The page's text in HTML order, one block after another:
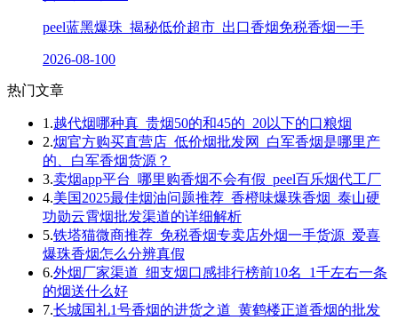
peel蓝黑爆珠_揭秘低价超市_出口香烟免税香烟一手
2026-08-100
热门文章
1.越代烟哪种真_贵烟50的和45的_20以下的口粮烟
2.烟官方购买直营店_低价烟批发网_白军香烟是哪里产
的、白军香烟货源？
3.卖烟app平台_哪里购香烟不会有假_peel百乐烟代工厂
4.美国2025最佳烟油问题推荐_香橙味爆珠香烟_泰山硬
功勋云霄烟批发渠道的详细解析
5.铁塔猫微商推荐_免税香烟专卖店外烟一手货源_爱喜
爆珠香烟怎么分辨真假
6.外烟厂家渠道_细支烟口感排行榜前10名_1千左右一条
的烟送什么好
7.长城国礼1号香烟的进货之道_黄鹤楼正道香烟的批发